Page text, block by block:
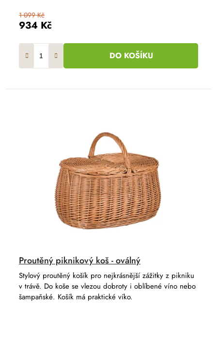
934 Kč
1 099 Kč
DO KOŠÍKU
Proutěný piknikový koš - oválný
Stylový proutěný košík pro nejkrásnější zážitky z pikniku
v trávě. Do koše se vlezou dobroty i oblíbené víno nebo
šampaňské. Košík má praktické víko.